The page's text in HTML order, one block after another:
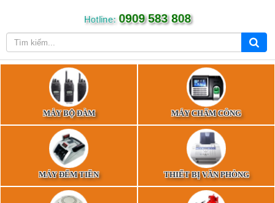
Hotline: 0909 583 808
MÁY BỘ ĐÀM MÁY CHẤM CÔNG
MÁY ĐẾM TIỀN THIẾT BỊ VĂN PHÒNG